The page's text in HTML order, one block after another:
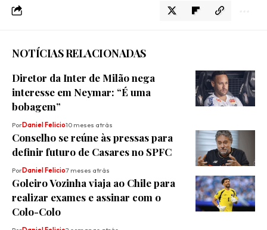
NOTÍCIAS RELACIONADAS
Diretor da Inter de Milão nega
interesse em Neymar: “É uma
bobagem”
PorDaniel Felicio10 meses atrás
Conselho se reúne às pressas para
definir futuro de Casares no SPFC
PorDaniel Felicio7 meses atrás
Goleiro Vozinha viaja ao Chile para
realizar exames e assinar com o
Colo-Colo